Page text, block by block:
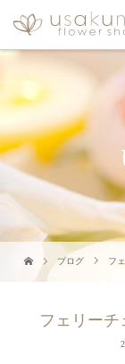
ブログ フ
フェリー